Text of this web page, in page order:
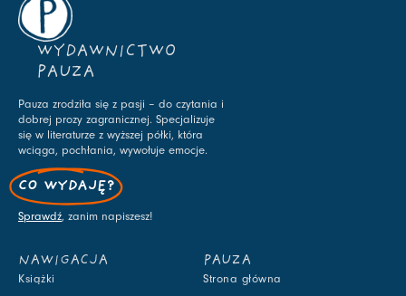
WYDAWNICTWO
PAUZA
Pauza zrodziła się z pasji – do czytania i
dobrej prozy zagranicznej. Specjalizuje
się w literaturze z wyższej półki, która
wciąga, pochłania, wywołuje emocje.
CO WYDAJĘ?
Sprawdź, zanim napiszesz!
NAWIGACJA
Książki
PAUZA
Strona główna